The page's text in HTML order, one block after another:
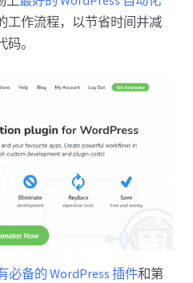
工作流程，以节省时间并减
。
必备的 WordPress 插件和第